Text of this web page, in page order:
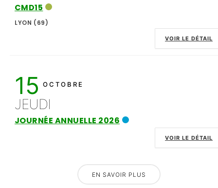
CMD15
LYON (69)
VOIR LE DÉTAIL
15 OCTOBRE
JEUDI
JOURNÉE ANNUELLE 2026
VOIR LE DÉTAIL
EN SAVOIR PLUS